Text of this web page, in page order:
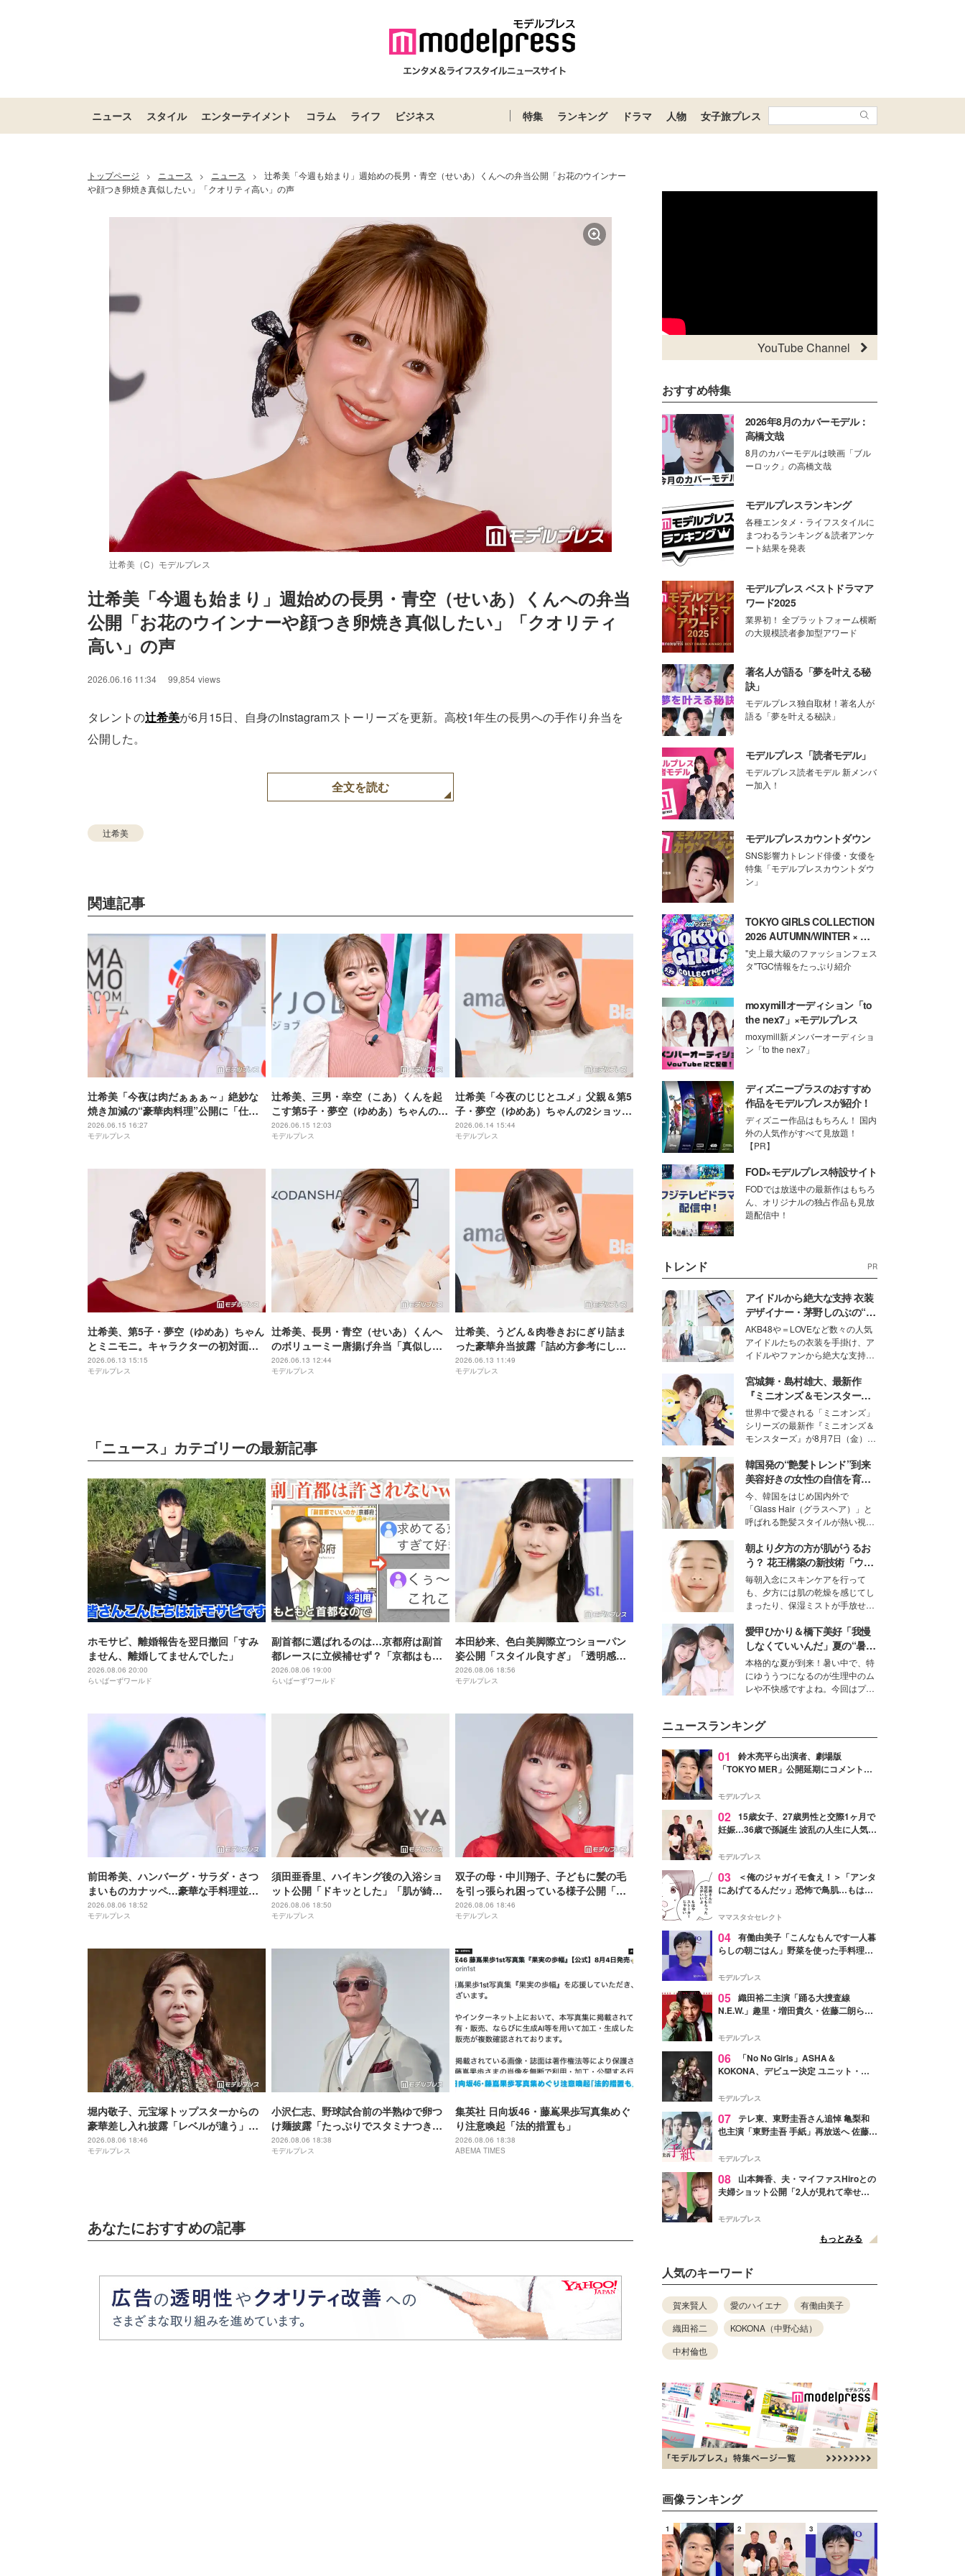
ニュース スタイル エンターテイメント コラム ライフ ビジネス 特集 ランキング ドラマ 人物 女子旅プレス
トップページ > ニュース > ニュース >
辻希美「今週も始まり」週始めの長男・青空（せいあ）くんへの弁当公開「お花のウインナー
や顔つき卵焼き真似したい」「クオリティ高い」の声
辻希美（C）モデルプレス
Unmute / Loaded:
87.03%
辻希美「今週も始まり」週始めの長男・青空（せいあ）くんへの弁当
公開「お花のウインナーや顔つき卵焼き真似したい」「クオリティ
高い」の声
2026.06.16 11:34 99,854 views
タレントの辻希美が6月15日、自身のInstagramストーリーズを更新。高校1年生の長男への手作り弁当を
公開した。
全文を読む
辻希美
関連記事
辻希美「今夜は肉だぁぁぁ～」絶妙な
焼き加減の“豪華肉料理”公開に「仕上
がりがプロ」「夏野菜も美味しそう」
と絶賛の声
2026.06.15 16:27
モデルプレス
辻希美、三男・幸空（こあ）くんを起
こす第5子・夢空（ゆめあ）ちゃんの姿
公開「絵に描いたような幸せな光景」
「満足そうな表情が可愛すぎ」の声
2026.06.15 12:03
モデルプレス
辻希美「今夜のじじとユメ」父親＆第5
子・夢空（ゆめあ）ちゃんの2ショット
公開「尊い距離感」「孫が可愛くてた
まらないの伝わる」の声
2026.06.14 15:44
モデルプレス
辻希美、第5子・夢空（ゆめあ）ちゃん
とミニモニ。キャラクターの初対面シ
ョット公開「懐かしすぎて胸熱」「奇
跡の3ショット」と反響
2026.06.13 15:15
モデルプレス
辻希美、長男・青空（せいあ）くんへ
のボリューミー唐揚げ弁当「真似した
いポイントが多すぎる」「冷凍フルー
ツ別添えなの最高」
2026.06.13 12:44
モデルプレス
辻希美、うどん＆肉巻きおにぎり詰ま
った豪華弁当披露「詰め方参考にしま
す」「食べ応えある」と反響
2026.06.13 11:49
モデルプレス
「ニュース」カテゴリーの最新記事
ホモサピ、離婚報告を翌日撤回「すみ
ません、離婚してませんでした」
2026.08.06 20:00
らいばーずワールド
副首都に選ばれるのは…京都府は副首
都レースに立候補せず？「京都はもと
もと首都」
2026.08.06 19:00
らいばーずワールド
本田紗来、色白美脚際立つショーパン
姿公開「スタイル良すぎ」「透明感が
増してる」の声
2026.08.06 18:56
モデルプレス
前田希美、ハンバーグ・サラダ・さつ
まいものカナッペ…豪華な手料理並ぶ
食卓公開「全部美味しそう」「盛り付
けがおしゃれ」と絶賛の声
2026.08.06 18:52
モデルプレス
須田亜香里、ハイキング後の入浴ショ
ット公開「ドキッとした」「肌が綺
麗」と反響
2026.08.06 18:50
モデルプレス
双子の母・中川翔子、子どもに髪の毛
を引っ張られ困っている様子公開「マ
マあるある」「乱れっぷりに笑った」
と反響
2026.08.06 18:46
モデルプレス
堀内敬子、元宝塚トップスターからの
豪華差し入れ披露「レベルが違う」
「これは嬉しすぎる」と反響
2026.08.06 18:46
モデルプレス
小沢仁志、野球試合前の半熟ゆで卵つ
け麺披露「たっぷりでスタミナつきそ
う」「絶妙な火加減で最高」
2026.08.06 18:38
モデルプレス
集英社 日向坂46・藤嶌果歩写真集めぐ
り注意喚起「法的措置も」
2026.08.06 18:38
ABEMA TIMES
あなたにおすすめの記事
YouTube Channel
おすすめ特集
2026年8月のカバーモデル：
高橋文哉
8月のカバーモデルは映画「ブル
ーロック」の高橋文哉
モデルプレスランキング
各種エンタメ・ライフスタイルに
まつわるランキング＆読者アンケ
ート結果を発表
モデルプレス ベストドラマア
ワード2025
業界初！ 全プラットフォーム横断
の大規模読者参加型アワード
著名人が語る「夢を叶える秘
訣」
モデルプレス独自取材！著名人が
語る「夢を叶える秘訣」
モデルプレス「読者モデル」
モデルプレス読者モデル 新メンバ
ー加入！
モデルプレスカウントダウン
SNS影響力トレンド俳優・女優を
特集「モデルプレスカウントダウ
ン」
TOKYO GIRLS COLLECTION
2026 AUTUMN/WINTER × モ
デルプレス
"史上最大級のファッションフェス
タ"TGC情報をたっぷり紹介
moxymillオーディション「to
the nex7」×モデルプレス
moxymill新メンバーオーディショ
ン「to the nex7」
ディズニープラスのおすすめ
作品をモデルプレスが紹介！
ディズニー作品はもちろん！ 国内
外の人気作がすべて見放題！
【PR】
FOD×モデルプレス特設サイト
FODでは放送中の最新作はもちろ
ん、オリジナルの独占作品も見放
題配信中！
トレンド PR
アイドルから絶大な支持 衣装
デザイナー・茅野しのぶの“可
愛い”を作る美学＜「シチズン
クロスシー」インタビュー＞
AKB48や＝LOVEなど数々の人気
アイドルたちの衣装を手掛け、ア
イドルやファンから絶大な支持を
取締役兼クリエイティブディレク
ター・茅野しのぶ。一人ひとりの
個性に寄り添い、魅力を引き出す
衣装作りは、多くの女性たちに勇
気と自信を与え続けている。
宮城舞・島村雄大、最新作
『ミニオンズ＆モンスター
ズ』の魅力熱弁 ハチャメチャ
だけじゃない“友情と絆”に感
動
世界中で愛される「ミニオンズ」
シリーズの最新作『ミニオンズ＆
モンスターズ』が8月7日（金）に
ニオン好き”という共通点を持つモ
デルの宮城舞と島村雄大の特別対
談をお届け！それぞれの視点か
ら、今作ならではの魅力や予想外
の感動をもたらす奥深いストーリ
ーについて熱く語り合ってもらっ
た。
韓国発の“艶髪トレンド”到来
美容好きの女性の自信を育む
「ヘアケア事情」って？
今、韓国をはじめ国内外で
「Glass Hair（グラスヘア）」と
呼ばれる艶髪スタイルが熱い視線
ションの完成度を高めるベースと
して、“髪そのものの美しさ”に改
めて注目する人が増えている様
子。今回は、そんな憧れの艶やか
な髪を日常で叶える、美容好きの
女性たちのヘアケア事情を紹介し
ます。
朝より夕方の方が肌がうるお
う？ 花王構築の新技術「ウォ
ーターキャプチャリングスキ
ン（捕水肌）」がスキンケア
の常識を変える予感
毎朝入念にスキンケアを行って
も、夕方には肌の乾燥を感じてし
まったり、保湿ミストが手放せな
な美容の常識を大きく変える可能
性を秘めた、革新的な「Water
Capturing Skin（ウォーターキャ
プチャリングスキン：捕水肌）」
技術を、花王が構築した。
愛甲ひかり＆橋下美好「我慢
しなくていいんだ」夏の“暑さ
対策”の新しい選択肢とは？
本格的な夏が到来！暑い中で、特
にゆううつになるのが生理中のム
レや不快感ですよね。今回はプラ
好さんを迎えて本音で女子会トー
ク。猛暑のお出かけを快適に過ご
すヒントや、2人が感動した夏の
生理の新常識にも迫りました。
ニュースランキング
01
鈴木亮平ら出演者、劇場版
「TOKYO MER」公開延期にコメント
最大の敬意とエールを」
モデルプレス
02 15歳女子、27歳男性と交際1ヶ月で
妊娠…36歳で孫誕生 波乱の人生に人気タ
よ！」
モデルプレス
03
＜俺のジャガイモ食え！＞「アンタ
にあげてるんだッ」恐怖で鳥肌…もはや
ママスタ☆セレクト
04 有働由美子「こんなもんです一人暮
らしの朝ごはん」野菜を使った手料理公
そう」と反響
モデルプレス
05 織田裕二主演「踊る大捜査線
N.E.W.」趣里・増田貴久・佐藤二朗ら新
徴する“謎のキーワード”も
モデルプレス
06
「No No Girls」ASHA＆
KOKONA、デビュー決定 ユニット・
リリースへ
モデルプレス
07 テレ東、東野圭吾さん追悼 亀梨和
也主演「東野圭吾 手紙」再放送へ 佐藤隆
モデルプレス
08
山本舞香、夫・マイファスHiroとの
夫婦ショット公開「2人が見れて幸せ」
モデルプレス
もっとみる
人気のキーワード
賀来賢人 愛のハイエナ
有働由美子
織田裕二
KOKONA（中野心結）
中村倫也
画像ランキング
1 2 3